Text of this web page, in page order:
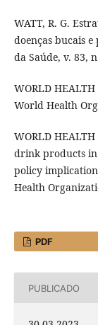
WATT, R. G.
doenças bucais
da Saúde, v. 83,
WORLD
World Health
WORLD
drink products in
policy
Health
PDF
PUBLICADO